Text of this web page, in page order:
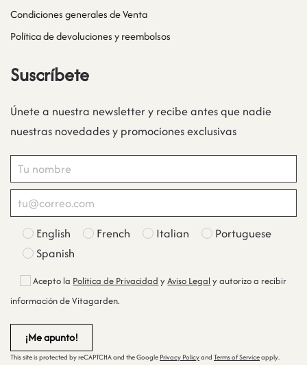
Condiciones generales de Venta
Política de devoluciones y reembolsos
Suscríbete
Únete a nuestra newsletter y recibe antes que nadie
nuestras novedades y promociones exclusivas
English French Italian
Portuguese
Spanish
Acepto la Política de Privacidad yAviso Legal y autorizo a recibir
información de Vitagarden.
This site is protected by reCAPTCHA and the Google Privacy Policyand Terms of Serviceapply.